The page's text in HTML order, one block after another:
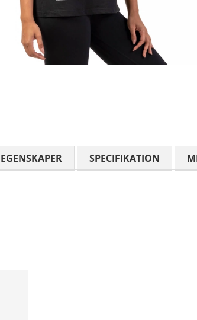
EGENSKAPER SPECIFIKATION